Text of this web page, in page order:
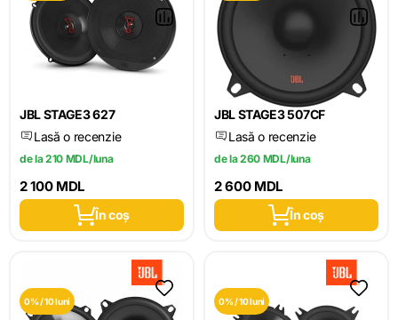
JBL STAGE3 627
Lasă o recenzie
de la 210 MDL/luna
2 100 MDL
În coș
JBL STAGE3 507CF
Lasă o recenzie
de la 260 MDL/luna
2 600 MDL
În coș
0% / 10 luni 0% / 10 luni